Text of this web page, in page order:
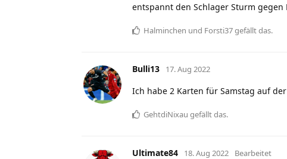
entspannt den Schlager Sturm gegen
Halminchen und Forsti37gefällt das.
Bulli13 17. Aug 2022
Ich habe 2 Karten für Samstag auf
GehtdiNixau gefällt das.
Ultimate84 18. Aug 2022 Bearbeitet